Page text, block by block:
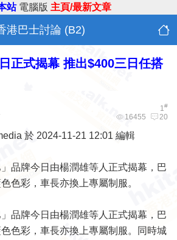
站 電腦版 主頁/最新文章
港巴士討論 (B2)
正式揭幕 推出$400三日任搭
1#
16455 20
於 2024-11-21 12:01 編輯
品牌今日由楊潤雄等人正式揭幕，巴
色彩，車長亦換上專屬制服。
品牌今日由楊潤雄等人正式揭幕，巴
色彩，車長亦換上專屬制服。同時城